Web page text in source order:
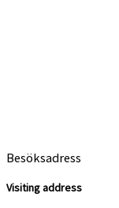
Besöksadress
Visiting address